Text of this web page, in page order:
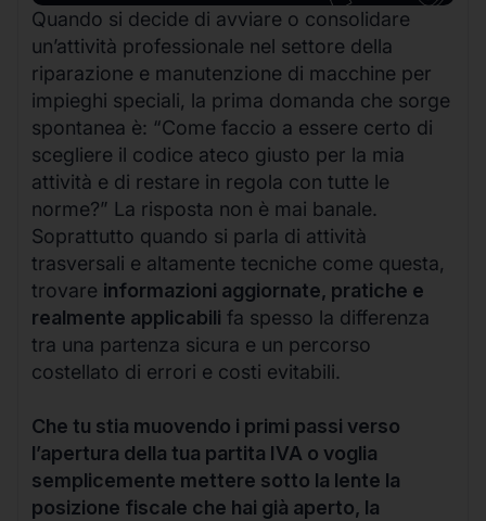
Quando si decide di avviare o consolidare
un’attività professionale nel settore della
riparazione e manutenzione di macchine per
impieghi speciali, la prima domanda che sorge
spontanea è: “Come faccio a essere certo di
scegliere il codice ateco giusto per la mia
attività e di restare in regola con tutte le
norme?” La risposta non è mai banale.
Soprattutto quando si parla di attività
trasversali e altamente tecniche come questa,
trovare informazioni aggiornate, pratiche e
realmente applicabili fa spesso la differenza
tra una partenza sicura e un percorso
costellato di errori e costi evitabili.
Che tu stia muovendo i primi passi verso
l’apertura della tua partita IVA o voglia
semplicemente mettere sotto la lente la
posizione fiscale che hai già aperto, la